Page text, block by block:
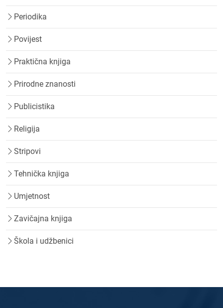
Periodika
Povijest
Praktična knjiga
Prirodne znanosti
Publicistika
Religija
Stripovi
Tehnička knjiga
Umjetnost
Zavičajna knjiga
Škola i udžbenici